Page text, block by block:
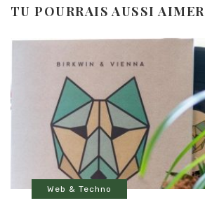
TU POURRAIS AUSSI AIMER
Web & Techno